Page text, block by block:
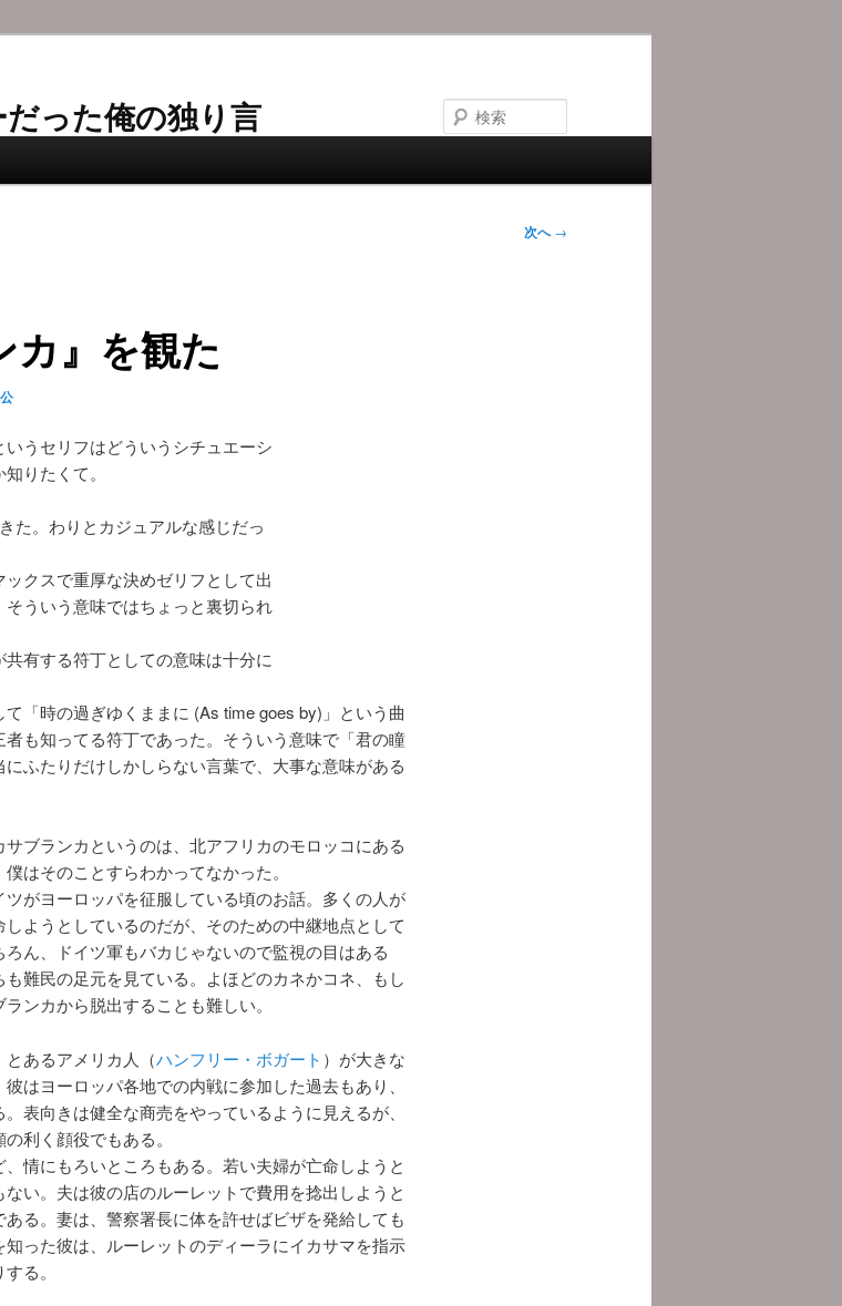
った俺の独り言
索
次へ→
カ』を観た
うセリフはどういうシチュエーシ
りたくて。
た。わりとカジュアルな感じだっ
クスで重厚な決めゼリフとして出
ういう意味ではちょっと裏切られ
有する符丁としての意味は十分に
「時の過ぎゆくままに (As time goes by)」という曲
も知ってる符丁であった。そういう意味で「君の瞳
ふたりだけしかしらない言葉で、大事な意味がある
ブランカというのは、北アフリカのモロッコにある
はそのことすらわかってなかった。
がヨーロッパを征服している頃のお話。多くの人が
ようとしているのだが、そのための中継地点として
ん、ドイツ軍もバカじゃないので監視の目はある
難民の足元を見ている。よほどのカネかコネ、もし
ンカから脱出することも難しい。
あるアメリカ人（ハンフリー・ボガート ）が大きな
はヨーロッパ各地での内戦に参加した過去もあり、
表向きは健全な商売をやっているように見えるが、
利く顔役でもある。
情にもろいところもある。若い夫婦が亡命しようと
い。夫は彼の店のルーレットで費用を捻出しようと
る。妻は、警察署長に体を許せばビザを発給しても
った彼は、ルーレットのディーラにイカサマを指示
る。